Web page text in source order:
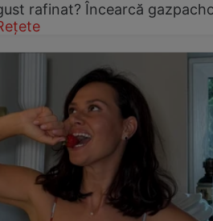
rafinat? Încearcă